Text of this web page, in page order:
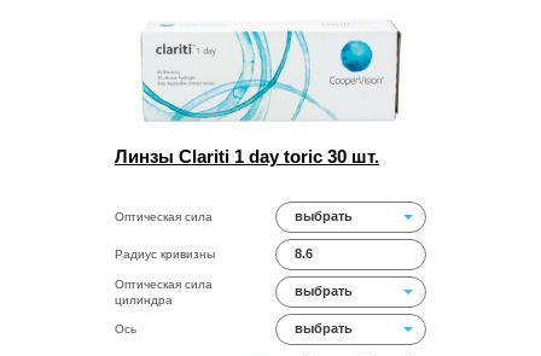
Линзы Clariti 1 day toric 30 шт.
Оптическая сила выбрать
Радиус кривизны 8.6
Оптическая сила
цилиндра
выбрать
Ось выбрать